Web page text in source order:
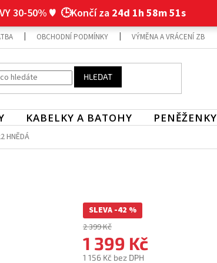
30-50% ♥ 🕒Končí za 24d 1h 58m 51s
OBCHODNÍ PODMÍNKY VÝMĚNA A VRÁCENÍ ZBOŽÍ
HLEDAT
KABELKY A BATOHY PENĚŽENKY
HNĚDÁ
SLEVA -42 %
2 399 Kč
1 399 Kč
1 156 Kč bez DPH